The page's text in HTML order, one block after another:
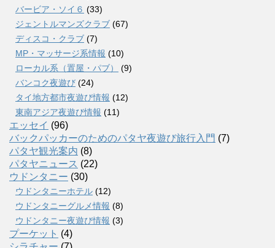
バービア・ソイ６ (33)
ジェントルマンズクラブ (67)
ディスコ・クラブ (7)
MP・マッサージ系情報 (10)
ローカル系（置屋・パブ）
(9)
バンコク夜遊び (24)
タイ地方都市夜遊び情報 (12)
東南アジア夜遊び情報 (11)
エッセイ (96)
バックパッカーのためのパタヤ夜遊び旅行入門 (7)
パタヤ観光案内 (8)
パタヤニュース (22)
ウドンタニー (30)
ウドンタニーホテル (12)
ウドンタニーグルメ情報 (8)
ウドンタニー夜遊び情報 (3)
プーケット (4)